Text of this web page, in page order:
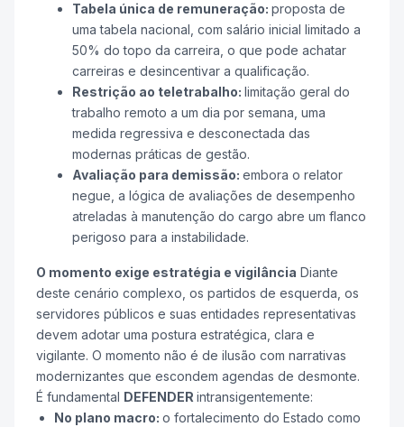
Tabela única de remuneração: proposta de
uma tabela nacional, com salário inicial limitado a
50% do topo da carreira, o que pode achatar
carreiras e desincentivar a qualificação.
Restrição ao teletrabalho: limitação geral do
trabalho remoto a um dia por semana, uma
medida regressiva e desconectada das
modernas práticas de gestão.
Avaliação para demissão: embora o relator
negue, a lógica de avaliações de desempenho
atreladas à manutenção do cargo abre um flanco
perigoso para a instabilidade.
O momento exige estratégia e vigilância Diante
deste cenário complexo, os partidos de esquerda, os
servidores públicos e suas entidades representativas
devem adotar uma postura estratégica, clara e
vigilante. O momento não é de ilusão com narrativas
modernizantes que escondem agendas de desmonte.
É fundamental DEFENDER intransigentemente:
No plano macro: o fortalecimento do Estado como